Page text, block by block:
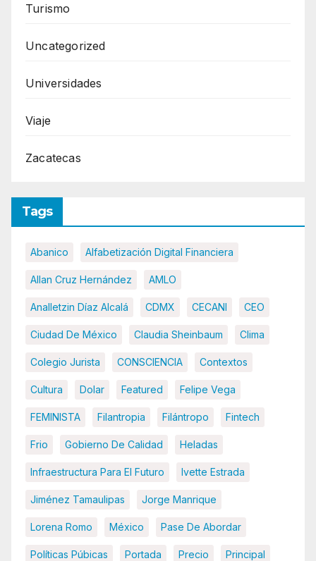
Turismo
Uncategorized
Universidades
Viaje
Zacatecas
Tags
Abanico Alfabetización Digital Financiera
Allan Cruz Hernández AMLO
Analletzin Díaz Alcalá CDMX CECANI CEO
Ciudad De México Claudia Sheinbaum Clima
Colegio Jurista CONSCIENCIA Contextos
Cultura Dolar Featured Felipe Vega
FEMINISTA Filantropia Filántropo Fintech
Frio Gobierno De Calidad Heladas
Infraestructura Para El Futuro Ivette Estrada
Jiménez Tamaulipas Jorge Manrique
Lorena Romo México Pase De Abordar
Políticas Púbicas Portada Precio Principal